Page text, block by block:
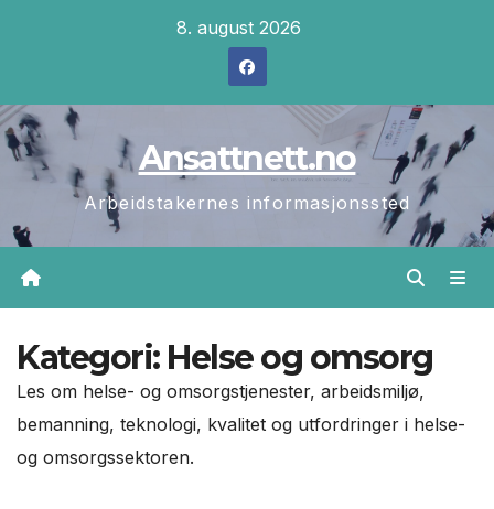
8. august 2026
Ansattnett.no
Arbeidstakernes informasjonssted
Kategori: Helse og omsorg
Les om helse- og omsorgstjenester, arbeidsmiljø,
bemanning, teknologi, kvalitet og utfordringer i helse-
og omsorgssektoren.